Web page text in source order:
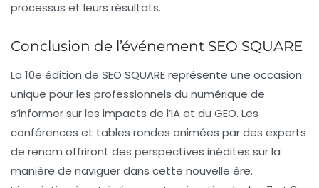
processus et leurs résultats.
Conclusion de l’événement SEO SQUARE
La 10e édition de SEO SQUARE représente une occasion
unique pour les professionnels du numérique de
s’informer sur les impacts de l’IA et du GEO. Les
conférences et tables rondes animées par des experts
de renom offriront des perspectives inédites sur la
manière de naviguer dans cette nouvelle ère.